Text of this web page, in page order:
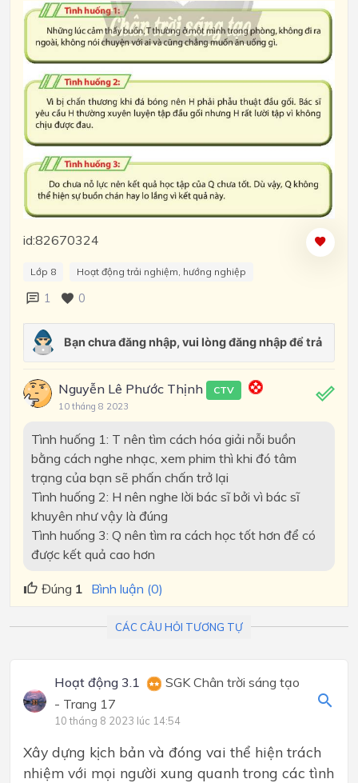
id:82670324
Lớp 8 Hoạt động trải nghiệm, hướng nghiệp
1 0
Nguyễn Lê Phước Thịnh CTV
10 tháng 8 2023
Tình huống 1: T nên tìm cách hóa giải nỗi buồn
bằng cách nghe nhạc, xem phim thì khi đó tâm
trạng của bạn sẽ phấn chấn trở lại
Tình huống 2: H nên nghe lời bác sĩ bởi vì bác sĩ
khuyên như vậy là đúng
Tình huống 3: Q nên tìm ra cách học tốt hơn để có
được kết quả cao hơn
Đúng 1 Bình luận (0)
CÁC CÂU HỎI TƯƠNG TỰ
Hoạt động 3.1
SGK Chân trời sáng tạo
- Trang 17
10 tháng 8 2023 lúc 14:54
Xây dựng kịch bản và đóng vai thể hiện trách
nhiệm với mọi người xung quanh trong các tình